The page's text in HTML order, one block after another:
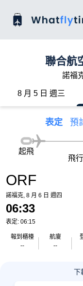
聯合航
諾福
8 月 5 日 週三
表定 預
ORF
諾福克, 8 月 6 日 週四
06:33
表定: 06:15
報到櫃檯
--
航廈
--
起飛
飛
下